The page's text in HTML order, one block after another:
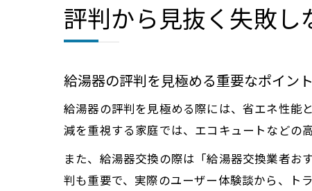
評判から見抜く失敗
給湯器の評判を見極める重要なポイント
給湯器の評判を見極める際には、省エネ性能
減を重視する家庭では、エコキュートなどの
また、給湯器交換の際は「給湯器交換業者お
判も重要で、実際のユーザー体験談から、ト